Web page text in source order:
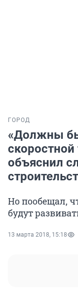
ГОРОД
«Должны
объяснил
Но пообещал,
будут
13 марта 2018, 15:18